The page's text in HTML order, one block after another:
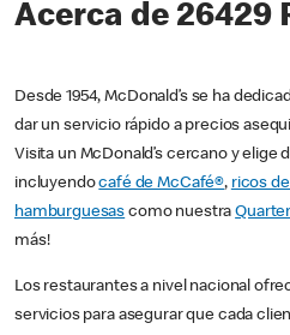
Acerca de 26429
Desde 1954, McDonald’s se ha
dar un servicio rápido a precios
Visita un McDonald’s cercano y elige
incluyendocafé de McCafé®, ricos
hamburguesas como nuestra
más!
Los restaurantes a nivel nacional
servicios para asegurar que cada